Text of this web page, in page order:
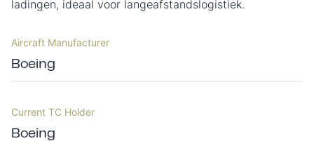
ladingen, ideaal voor langeafstandslogistiek.
Aircraft Manufacturer
Boeing
Current TC Holder
Boeing